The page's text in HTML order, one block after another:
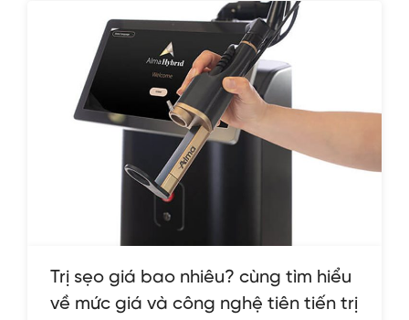
Trị sẹo giá bao nhiêu? cùng tìm hiểu
về mức giá và công nghệ tiên tiến trị